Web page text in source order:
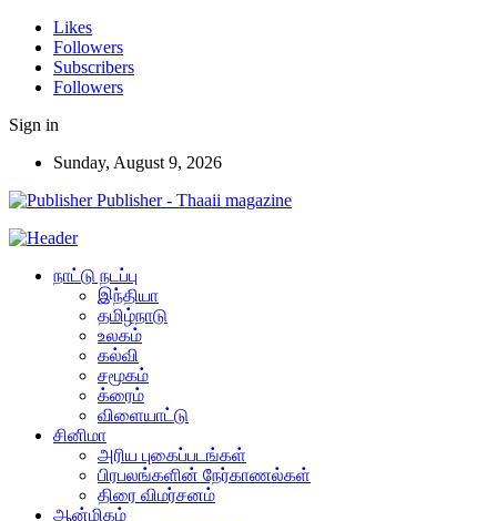
Likes
Followers
Subscribers
Followers
Sign in
Sunday, August 9, 2026
Publisher - Thaaii magazine
நாட்டு நடப்பு
இந்தியா
தமிழ்நாடு
உலகம்
கல்வி
சமூகம்
க்ரைம்
விளையாட்டு
சினிமா
அரிய புகைப்படங்கள்
பிரபலங்களின் நேர்காணல்கள்
திரை விமர்சனம்
ஆன்மிகம்